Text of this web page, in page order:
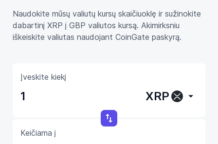
Naudokite mūsų valiutų kursų skaičiuoklę ir sužinokite
dabartinį XRP į GBP valiutos kursą. Akimirksniu
iškeiskite valiutas naudojant CoinGate paskyrą.
Įveskite kiekį
XRP
Keičiama į